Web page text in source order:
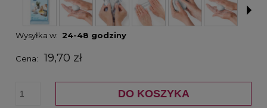
Wysyłka w: 24-48 godziny
Cena: 19,70 zł
DO KOSZYKA